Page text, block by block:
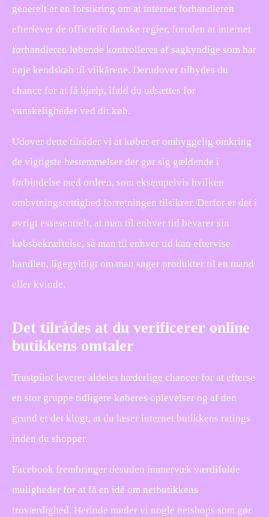
generelt er en forsikring om at internet forhandleren
efterlever de officielle danske regler, foruden at internet
forhandleren løbende kontrolleres af sagkyndige som har
nøje kendskab til vilkårene. Derudover tilbydes du
chance for at få hjælp, ifald du udsættes for
vanskeligheder ved dit køb.
Udover dette tilråder vi at køber er omhyggelig omkring
de vigtigste bestemmelser der gør sig gældende i
forbindelse med ordren, som eksempelvis hvilken
ombytningsrettighed forretningen tilsikrer. Derfor er det i
øvrigt essesentielt, at man til enhver tid bevarer sin
købsbekræftelse, så man til enhver tid kan eftervise
handlen, ligegyldigt om man søger produkter til en mand
eller kvinde.
Det tilrådes at du verificerer online
butikkens omtaler
Trustpilot leverer aldeles hæderlige chancer for at efterse
en stor gruppe tidligere køberes oplevelser og af den
grund er det klogt, at du læser internet butikkens ratings
inden du shopper.
Facebook frembringer desuden immervæk værdifulde
muligheder for at få en idé om netbutikkens
troværdighed. Herinde møder vi nogle netshops som gør